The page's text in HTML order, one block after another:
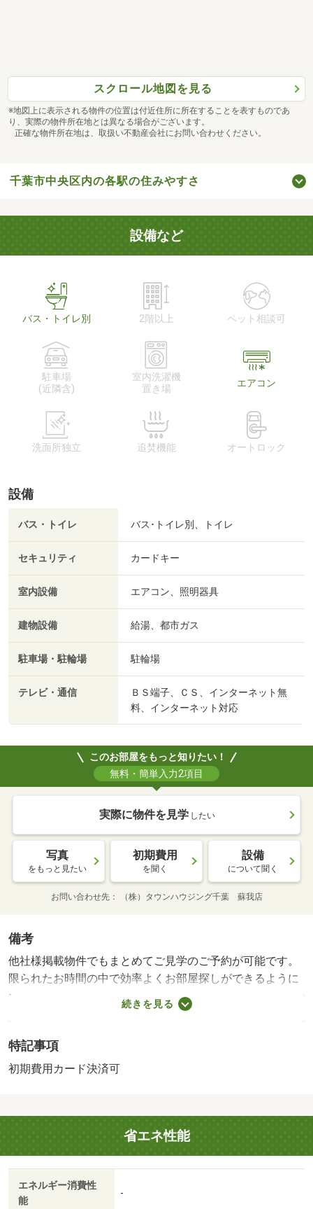
スクロール地図を見る
※地図上に表示される物件の位置は付近住所に所在することを表すものであ
り、実際の物件所在地とは異なる場合がございます。
正確な物件所在地は、取扱い不動産会社にお問い合わせください。
千葉市中央区内の各駅の住みやすさ
設備など
バス・トイレ別 2階以上 ペット相談可
駐車場
(近隣含)
室内洗濯機
置き場
エアコン
洗面所独立 追焚機能 オートロック
設備
バス・トイレ バス･トイレ別、トイレ
セキュリティ カードキー
室内設備 エアコン、照明器具
建物設備 給湯、都市ガス
駐車場・駐輪場 駐輪場
テレビ・通信
ＢＳ端子、ＣＳ、インターネット無
料、インターネット対応
このお部屋をもっと知りたい！
無料・簡単入力2項目
実際に物件を見学 したい
写真
をもっと見たい
初期費用
を聞く
設備
について聞く
お問い合わせ先 （株）タウンハウジング千葉 蘇我店
備考
他社様掲載物件でもまとめてご見学のご予約が可能です。
限られたお時間の中で効率よくお部屋探しができるように
お手伝いさせていただきます。お部屋探しは【タウンハウ
ジング】にお任せください！★現地待ち合わせも可能です
１８０００円、月額保証料賃料等総額の１％＋８００円／
月（商品あり））・鍵交換代：あり１６，５００円～・他
手伝いさせていただきます。お部屋探しは【タウンハウジ
ング】にお任せください！・駐輪場：有/室内清掃費
用 99000円/ＩＣロック電池（初回） 2750円
続きを見る
特記事項
初期費用カード決済可
省エネ性能
エネルギー消費性
能
-